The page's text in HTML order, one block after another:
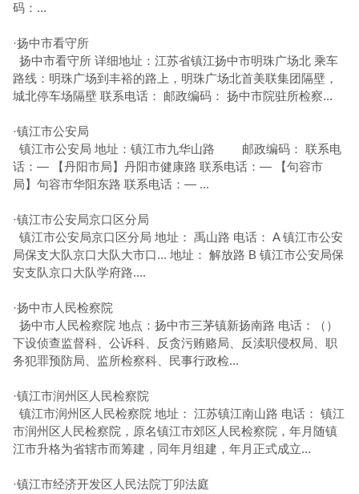
码：...
·扬中市看守所
扬中市看守所 详细地址：江苏省镇江扬中市明珠广场北 乘车
路线：明珠广场到丰裕的路上，明珠广场北首美联集团隔壁，
城北停车场隔壁 联系电话： 邮政编码： 扬中市院驻所检察...
·镇江市公安局
镇江市公安局 地址：镇江市九华山路 邮政编码： 联系电
话：— 【丹阳市局】丹阳市健康路 联系电话：— 【句容市
局】句容市华阳东路 联系电话：— ...
·镇江市公安局京口区分局
镇江市公安局京口区分局 地址： 禹山路 电话： A 镇江市公安
局保支大队京口大队大市口... 地址： 解放路 B 镇江市公安局保
安支队京口大队学府路....
·扬中市人民检察院
扬中市人民检察院 地点：扬中市三茅镇新扬南路 电话：（）
下设侦查监督科、公诉科、反贪污贿赂局、反渎职侵权局、职
务犯罪预防局、监所检察科、民事行政检...
·镇江市润州区人民检察院
镇江市润州区人民检察院 地址： 江苏镇江南山路 电话： 镇江
市润州区人民检察院，原名镇江市郊区人民检察院，年月随镇
江市升格为省辖市而筹建，同年月组建，年月正式成立...
·镇江市经济开发区人民法院丁卯法庭